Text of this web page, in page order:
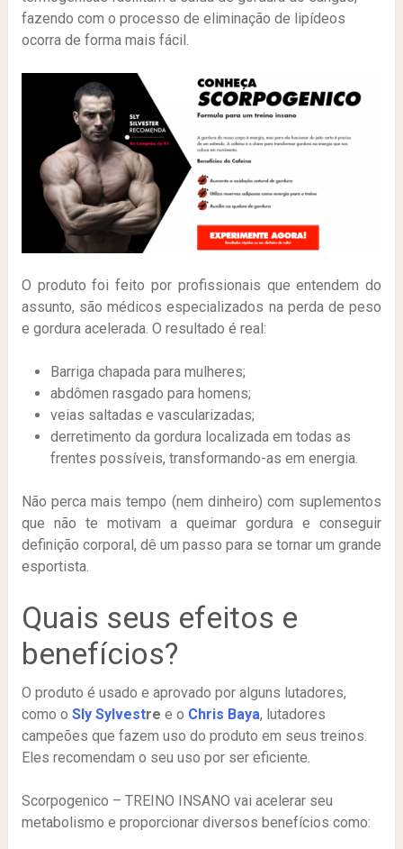
fazendo com o processo de eliminação de lipídeos
ocorra de forma mais fácil.
O produto foi feito por profissionais que entendem do
assunto, são médicos especializados na perda de peso
e gordura acelerada. O resultado é real:
Barriga chapada para mulheres;
abdômen rasgado para homens;
veias saltadas e vascularizadas;
derretimento da gordura localizada em todas as
frentes possíveis, transformando-as em energia.
Não perca mais tempo (nem dinheiro) com suplementos
que não te motivam a queimar gordura e conseguir
definição corporal, dê um passo para se tornar um grande
esportista.
Quais seus efeitos e
benefícios?
O produto é usado e aprovado por alguns lutadores,
como o Sly Sylvestre e o Chris Baya, lutadores
campeões que fazem uso do produto em seus treinos.
Eles recomendam o seu uso por ser eficiente.
Scorpogenico – TREINO INSANO vai acelerar seu
metabolismo e proporcionar diversos benefícios como: